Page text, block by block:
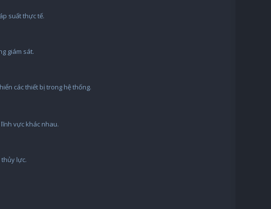
suất thực tế.
giám sát.
các thiết bị trong hệ thống.
vực khác nhau.
lực.